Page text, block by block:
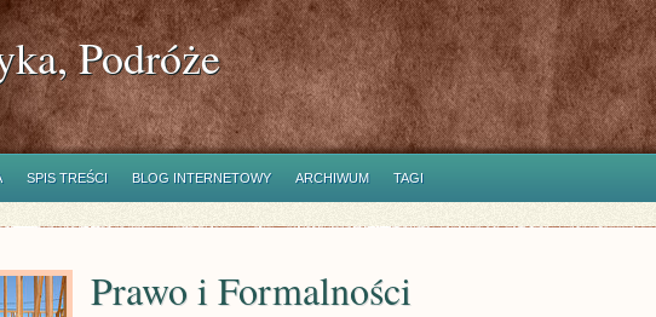
Podróże
SPIS TREŚCI BLOG INTERNETOWY ARCHIWUM TAGI
Prawo i Formalności